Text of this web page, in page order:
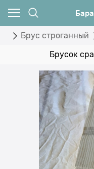
Брус строганный
Брусок